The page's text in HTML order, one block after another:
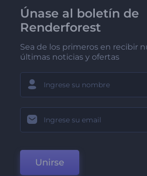
Únase al boletín de
Renderforest
Sea de los primeros en recibir
últimas noticias y ofertas
Unirse